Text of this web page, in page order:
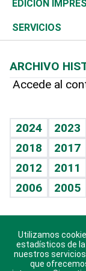
Resto del mundo
Economía personal
Podcast Arte
Hablando con el
Vida y familia
Eñe
Celebrando la vida
Sin complejos
En pocas
Escuchando al
Economía
Más deportes
Línea de hit
TBT Deportivo
Columnistas
Más firmas
Martes de
Cambio climático
Deportes
Opinión
Hecho en casa
Guía del dinero
EDICIÓN
SERVICIOS
Cumpleaños
Horóscopos
Crucigramas
ARCHIVO
Accede al
2024 2023
2018
2017
2012
2011
2006
2005
Descarga
Utilizamos
estadísticos de
nuestros
que